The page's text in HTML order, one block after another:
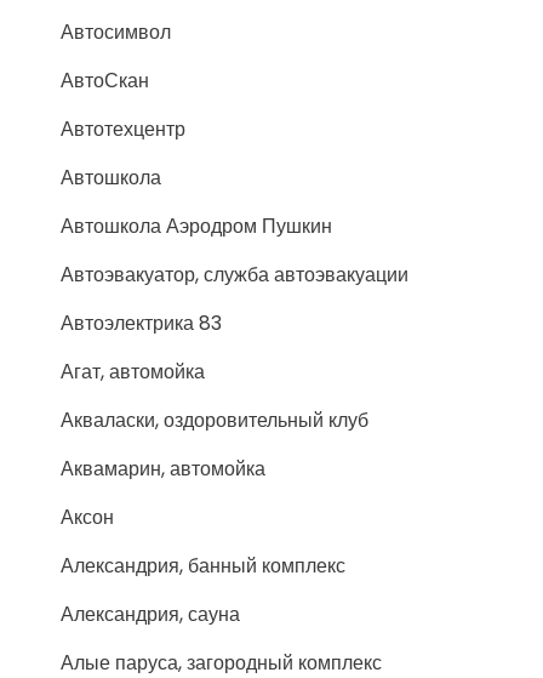
Автосимвол
АвтоСкан
Автотехцентр
Автошкола
Автошкола Аэродром Пушкин
Автоэвакуатор, служба автоэвакуации
Автоэлектрика 83
Агат, автомойка
Акваласки, оздоровительный клуб
Аквамарин, автомойка
Аксон
Александрия, банный комплекс
Александрия, сауна
Алые паруса, загородный комплекс